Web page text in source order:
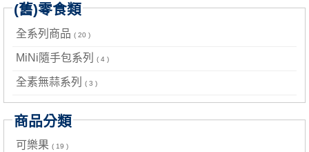
(舊)零食類
全系列商品 ( 20 )
MiNi隨手包系列 ( 4 )
全素無蒜系列 ( 3 )
商品分類
可樂果 ( 19 )